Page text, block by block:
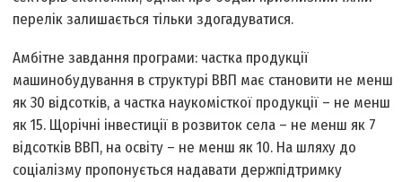
перелік залишається тільки здогадуватися.
Амбітне завдання програми: частка продукції
машинобудування в структурі ВВП має становити не менш
як 30 відсотків, а частка наукомісткої продукції – не менш
як 15. Щорічні інвестиції в розвиток села – не менш як 7
відсотків ВВП, на освіту – не менш як 10. На шляху до
соціалізму пропонується надавати держпідтримку